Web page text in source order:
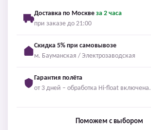
Доставка по Москве за 2 часа
при заказе до 21:00
Скидка 5% при самовывозе
м. Бауманская / Электрозаводская
Гарантия полёта
от 3 дней – обработка Hi-float включена.
Поможем с выбором